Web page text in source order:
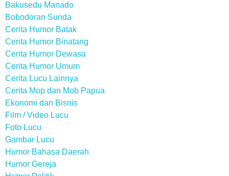
Bakusedu Manado
Bobodoran Sunda
Cerita Humor Batak
Cerita Humor Binatang
Cerita Humor Dewasa
Cerita Humor Umum
Cerita Lucu Lainnya
Cerita Mop dan Mob Papua
Ekonomi dan Bisnis
Film / Video Lucu
Foto Lucu
Gambar Lucu
Humor Bahasa Daerah
Humor Gereja